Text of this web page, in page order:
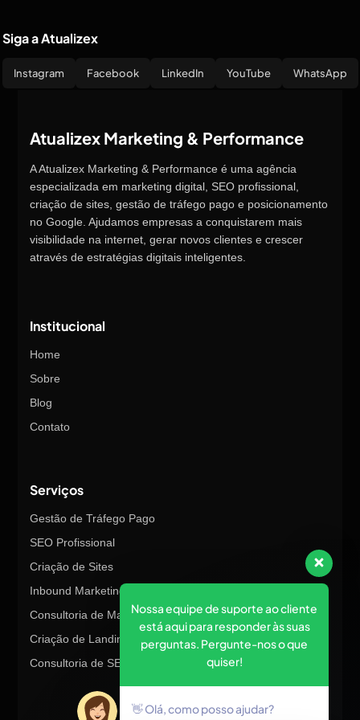
Siga a Atualizex
Instagram Facebook LinkedIn YouTube WhatsApp
Atualizex Marketing & Performance
A Atualizex Marketing & Performance é uma agência
especializada em marketing digital, SEO profissional,
criação de sites, gestão de tráfego pago e posicionamento
no Google. Ajudamos empresas a conquistarem mais
visibilidade na internet, gerar novos clientes e crescer
através de estratégias digitais inteligentes.
Institucional
Home
Sobre
Blog
Contato
Serviços
Gestão de Tráfego Pago
SEO Profissional
Criação de Sites
Inbound Marketing
Consultoria de Marketing
Criação de Landing Pages
Consultoria de SEO
Nossa equipe de suporte ao cliente
está aqui para responder às suas
perguntas. Pergunte-nos o que
quiser!
👋 Olá, como posso ajudar?